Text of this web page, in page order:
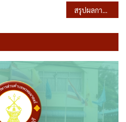
สรุปผลการจัดซื้อจัดจ้างหรือจัดหาพัสดุ ในรอบเดือนธันวาคม 2566